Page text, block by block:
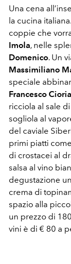
Una cena
la cucina
coppie che
Imola, nelle
Domenico. Un
Massimiliano
speciale
Francesco Cioria
ricciola al sale
sogliola al
del caviale
primi piatti
di crostacei al
salsa al vino
degustazione
crema di
spazio alla
un prezzo di
vini è di € 80 a